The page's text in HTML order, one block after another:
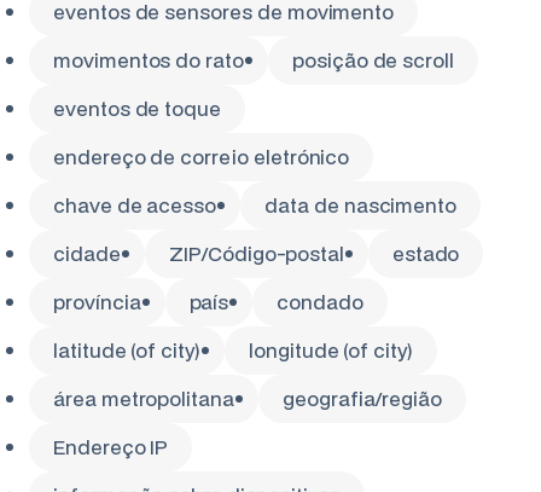
eventos de sensores de movimento
movimentos do rato
posição de scroll
eventos de toque
endereço de correio eletrónico
chave de acesso
data de nascimento
cidade
ZIP/Código-postal
estado
província
país
condado
latitude (of city)
longitude (of city)
área metropolitana
geografia/região
Endereço IP